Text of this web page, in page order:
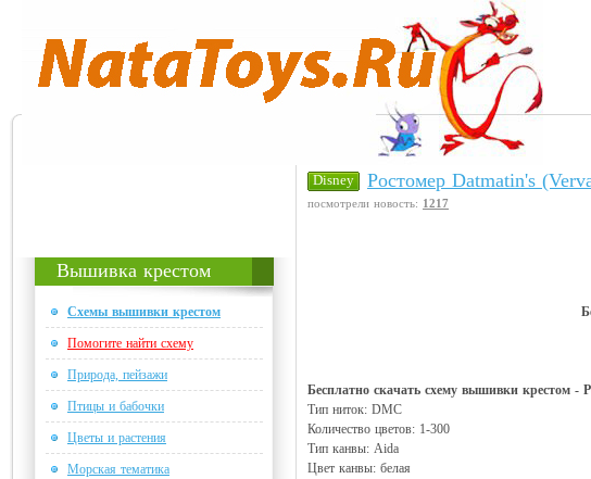
Вышивка крестом
Схемы вышивки крестом
Помогите найти схему
Природа, пейзажи
Птицы и бабочки
Цветы и растения
Морская тематика
Disney Ростомер Datmatin's
посмотрели новость: 1217
Бесплатно скачать схему вышивки крестом -
Тип ниток: DMC
Количество цветов: 1-300
Тип канвы: Aida
Цвет канвы: белая